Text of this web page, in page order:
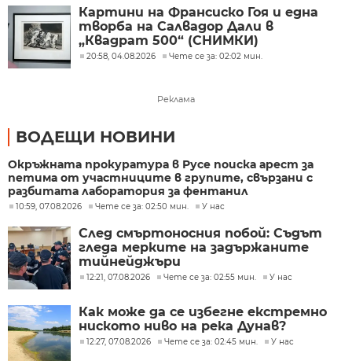
Картини на Франсиско Гоя и една
творба на Салвадор Дали в
„Квадрат 500“ (СНИМКИ)
20:58, 04.08.2026 Чете се за: 02:02 мин.
Реклама
ВОДЕЩИ НОВИНИ
Окръжната прокуратура в Русе поиска арест за
петима от участниците в групите, свързани с
разбитата лаборатория за фентанил
10:59, 07.08.2026 Чете се за: 02:50 мин. У нас
След смъртоносния побой: Съдът
гледа мерките на задържаните
тийнейджъри
12:21, 07.08.2026 Чете се за: 02:55 мин. У нас
Как може да се избегне екстремно
ниското ниво на река Дунав?
12:27, 07.08.2026 Чете се за: 02:45 мин. У нас